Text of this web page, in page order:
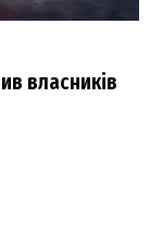
власників